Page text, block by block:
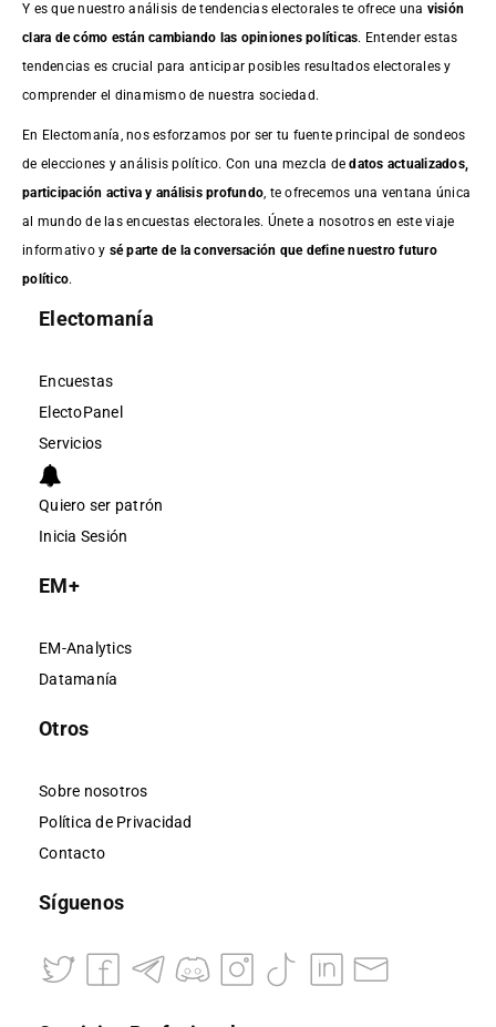
Y es que nuestro análisis de tendencias electorales te ofrece una visión
clara de cómo están cambiando las opiniones políticas. Entender estas
tendencias es crucial para anticipar posibles resultados electorales y
comprender el dinamismo de nuestra sociedad.
En Electomanía, nos esforzamos por ser tu fuente principal de sondeos
de elecciones y análisis político. Con una mezcla dedatos actualizados,
participación activa y análisis profundo, te ofrecemos una ventana única
al mundo de las encuestas electorales. Únete a nosotros en este viaje
informativo y sé parte de la conversación que define nuestro futuro
político.
Electomanía
Encuestas
ElectoPanel
Servicios
Quiero ser patrón
Inicia Sesión
EM+
EM-Analytics
Datamanía
Otros
Sobre nosotros
Política de Privacidad
Contacto
Síguenos